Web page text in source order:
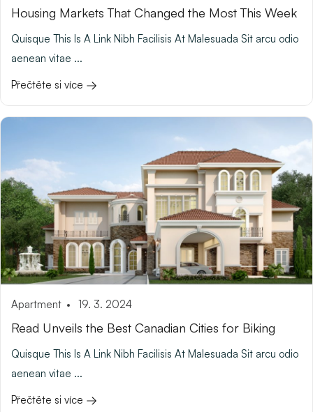
Housing Markets That Changed the Most This Week
Quisque This Is A Link Nibh Facilisis At Malesuada Sit arcu odio
aenean vitae ...
Přečtěte si více
Apartment 19. 3. 2024
Read Unveils the Best Canadian Cities for Biking
Quisque This Is A Link Nibh Facilisis At Malesuada Sit arcu odio
aenean vitae ...
Přečtěte si více